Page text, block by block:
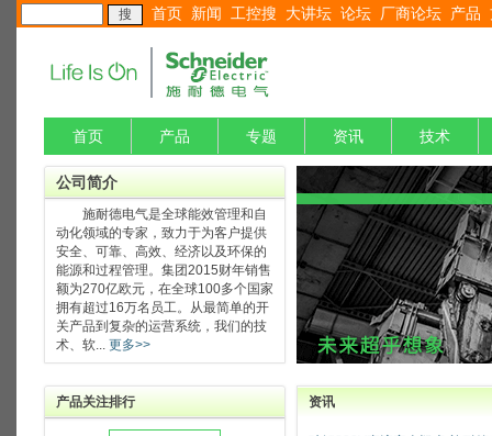
首页 新闻 工控搜 大讲坛 论坛 厂商论坛 产品
首页 产品 专题 资讯 技术
公司简介
施耐德电气是全球能效管理和自
动化领域的专家，致力于为客户提供
安全、可靠、高效、经济以及环保的
能源和过程管理。集团2015财年销售
额为270亿欧元，在全球100多个国家
拥有超过16万名员工。从最简单的开
关产品到复杂的运营系统，我们的技
术、软... 更多>>
产品关注排行 资讯